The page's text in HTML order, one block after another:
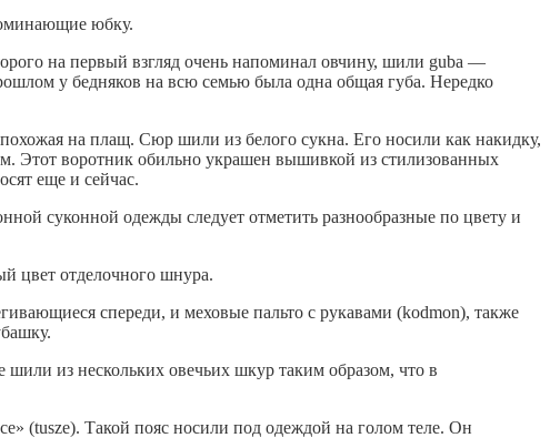
юбку.
на первый взгляд очень напоминал овчину, шили guba —
у бедняков на всю семью была одна общая губа. Нередко
на плащ. Сюр шили из белого сукна. Его носили как накидку,
Этот воротник обильно украшен вышивкой из стилизованных
еще и сейчас.
суконной одежды следует отметить разнообразные по цвету и
цвет отделочного шнура.
спереди, и меховые пальто с рукавами (kodmon), также
из нескольких овечьих шкур таким образом, что в
(tusze). Такой пояс носили под одеждой на голом теле. Он